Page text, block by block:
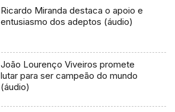
Ricardo Miranda destaca o apoio e
entusiasmo dos adeptos (áudio)
João Lourenço Viveiros promete
lutar para ser campeão do mundo
(áudio)